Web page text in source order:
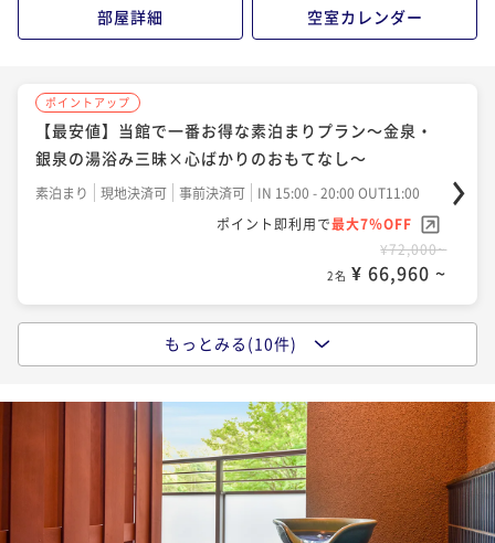
部屋詳細 空室カレンダー
ポイントアップ
【最安値】当館で一番お得な素泊まりプラン～金泉・
銀泉の湯浴み三昧×心ばかりのおもてなし～
素泊まり 現地決済可 事前決済可
IN 15:00 - 20:00 OUT11:00
ポイント即利用で最大7％OFF
¥72,000~
2名 ¥ 66,960 ~
【スタンダード会席】名物雲海鍋付！思い出は料理か
ら～鉄人大田忠道監修！五感で食す、唯一無二の客前
現地決済可 事前決済可
IN 15:00 - 19:00 OUT11:00
ポイント即利用で最大7％OFF
¥118,000~
2名 ¥ 109,740 ~
もっとみる(10件)